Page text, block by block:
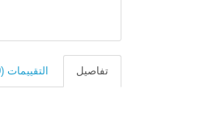
تفاصيل التقييمات (0)